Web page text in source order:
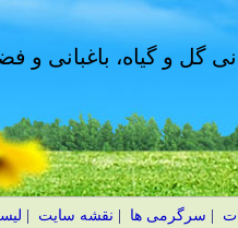
گل و گیاه، باغبانی و
سرگرمی ها نقشه سایت